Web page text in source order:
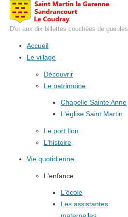
D'or aux dix billettes couchées de gueules.
Accueil
Le village
Découvrir
Le patrimoine
Chapelle Sainte Anne
L'église Saint Martin
Le port Ilon
L'histoire
Vie quotidienne
L'enfance
L'école
Les assistantes